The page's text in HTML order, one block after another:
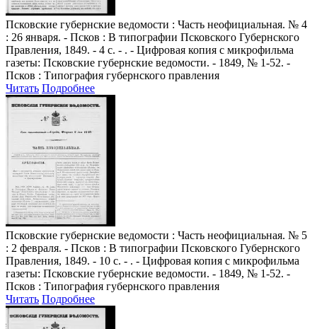
Псковские губернские ведомости : Часть неофициальная. № 4
: 26 января. - Псков : В типографии Псковского Губернского
Правления, 1849. - 4 с. - . - Цифровая копия с микрофильма
газеты: Псковские губернские ведомости. - 1849, № 1-52. -
Псков : Типография губернского правления
Читать Подробнее
Псковские губернские ведомости : Часть неофициальная. № 5
: 2 февраля. - Псков : В типографии Псковского Губернского
Правления, 1849. - 10 с. - . - Цифровая копия с микрофильма
газеты: Псковские губернские ведомости. - 1849, № 1-52. -
Псков : Типография губернского правления
Читать Подробнее